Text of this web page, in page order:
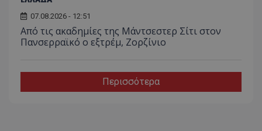
07.08.2026 - 12:51
Από τις ακαδημίες της Μάντσεστερ Σίτι στον
Πανσερραϊκό ο εξτρέμ, Ζορζίνιο
Περισσότερα